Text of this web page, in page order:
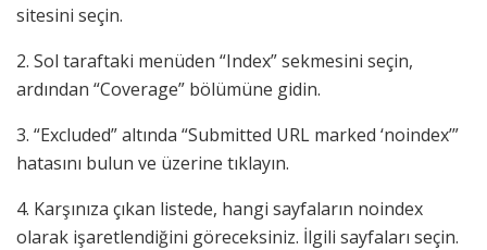
sitesini seçin.
2. Sol taraftaki menüden “Index” sekmesini seçin,
ardından “Coverage” bölümüne gidin.
3. “Excluded” altında “Submitted URL marked ‘noindex’”
hatasını bulun ve üzerine tıklayın.
4. Karşınıza çıkan listede, hangi sayfaların noindex
olarak işaretlendiğini göreceksiniz. İlgili sayfaları seçin.